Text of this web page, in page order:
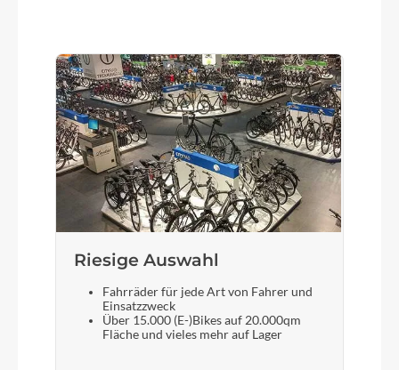
Kurbelgarnitur
Aluminium, schwarz
Lenker
City
white
Riesige Auswahl
Fahrräder für jede Art von Fahrer und
Einsatzzweck
Über 15.000 (E-)Bikes auf 20.000qm
Fläche und vieles mehr auf Lager